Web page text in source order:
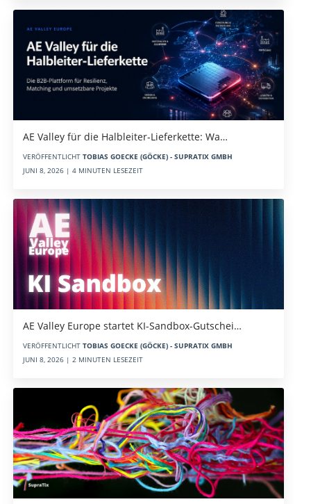
AE Valley für die Halbleiter-Lieferkette: Wa…
VERÖFFENTLICHT TOBIAS GOECKE (GÖCKE) - SUPRATIX GMBH
JUNI 8, 2026 | 4 MINUTEN LESEZEIT
AE Valley Europe startet KI-Sandbox-Gutschei…
VERÖFFENTLICHT TOBIAS GOECKE (GÖCKE) - SUPRATIX GMBH
JUNI 8, 2026 | 2 MINUTEN LESEZEIT